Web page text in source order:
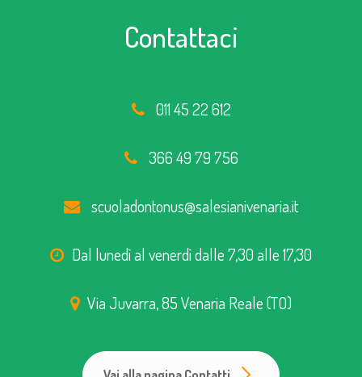
Contattaci
011 45 22 612
366 49 79 756
scuoladontonus@salesianivenaria.it
Dal lunedì al venerdì dalle 7,30 alle 17,30
Via Juvarra, 85 Venaria Reale (TO)